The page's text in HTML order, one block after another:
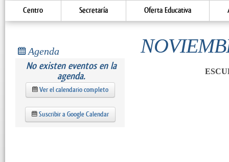
Centro Secretaría Oferta Educativa
Agenda
No existen eventos en la
agenda.
Ver el calendario completo
Suscribir a Google Calendar